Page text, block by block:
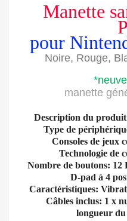
Manette
pour
Noire, Rouge,
manette
Description du
Type de
Consoles de jeux
Technologie de
Nombre de boutons: 12
D-pad à 4
Caractéristiques:
Câbles inclus: 1 x
longueur du